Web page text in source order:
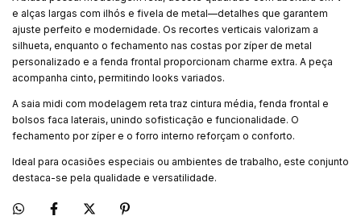
e alças largas com ilhós e fivela de metal—detalhes que garantem
ajuste perfeito e modernidade. Os recortes verticais valorizam a
silhueta, enquanto o fechamento nas costas por zíper de metal
personalizado e a fenda frontal proporcionam charme extra. A peça
acompanha cinto, permitindo looks variados.
A saia midi com modelagem reta traz cintura média, fenda frontal e
bolsos faca laterais, unindo sofisticação e funcionalidade. O
fechamento por zíper e o forro interno reforçam o conforto.
Ideal para ocasiões especiais ou ambientes de trabalho, este conjunto
destaca-se pela qualidade e versatilidade.